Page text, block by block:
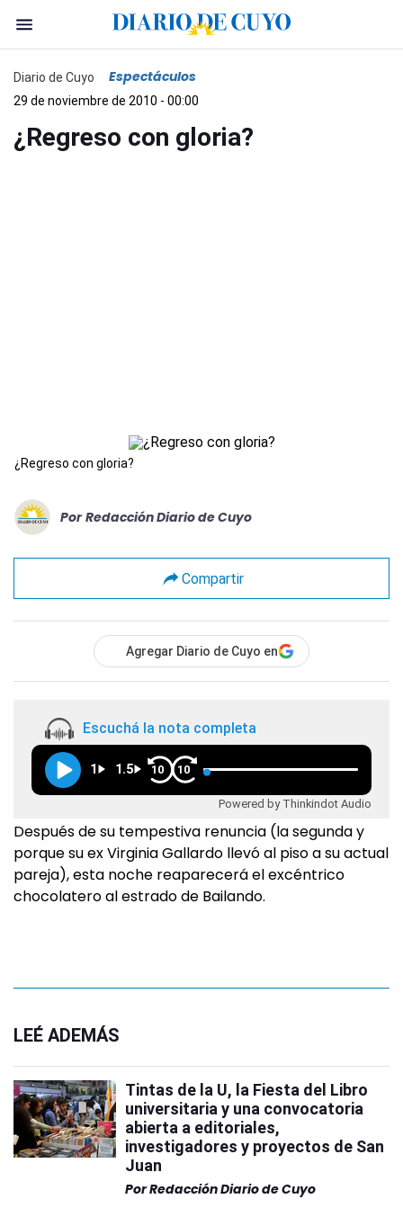
Diario de Cuyo Espectáculos
29 de noviembre de 2010 - 00:00
¿Regreso con gloria?
¿Regreso con gloria?
Por Redacción Diario de Cuyo
Compartir
Agregar Diario de Cuyo en
Escuchá la nota completa
1 1.5 10 10
Powered by Thinkindot Audio
Después de su tempestiva renuncia (la segunda y
porque su ex Virginia Gallardo llevó al piso a su actual
pareja), esta noche reaparecerá el excéntrico
chocolatero al estrado de Bailando.
LEÉ ADEMÁS
Tintas de la U, la Fiesta del Libro
universitaria y una convocatoria
abierta a editoriales,
investigadores y proyectos de San
Juan
PorRedacción Diario de Cuyo